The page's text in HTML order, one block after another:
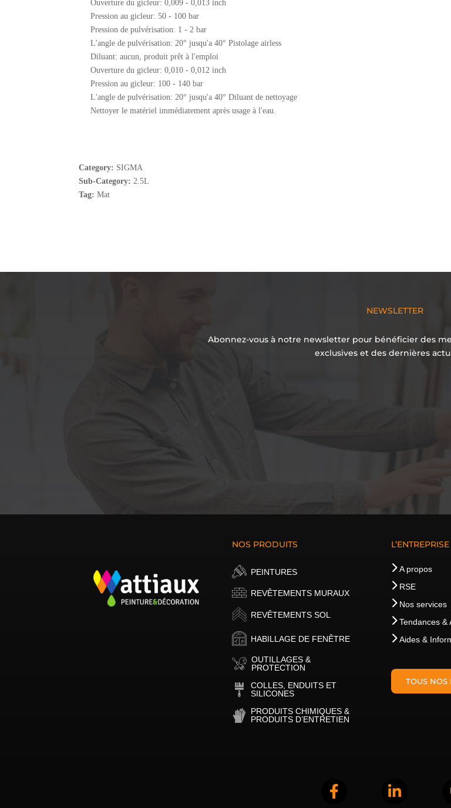
Ouverture du gicleur: 0,009 - 0,013 inch
Pression au gicleur: 50 - 100 bar
Pression de pulvérisation: 1 - 2 bar
L'angle de pulvérisation: 20° jusqu'a 40° Pistolage airless
Diluant: aucun, produit prêt à l'emploi
Ouverture du gicleur: 0,010 - 0,012 inch
Pression au gicleur: 100 - 140 bar
L'angle de pulvérisation: 20° jusqu'a 40° Diluant de nettoyage
Nettoyer le matériel immédiatement après usage à l'eau.
Category: SIGMA
Sub-Category: 2.5L
Tag:Mat
NEWSLETTER
Abonnez-vous à notre newsletter pour bénéficier des
exclusives et des dernières
NOS PRODUITS
PEINTURES
REVÊTEMENTS MURAUX
REVÊTEMENTS SOL
HABILLAGE DE FENÊTRE
OUTILLAGES &
PROTECTION
COLLES, ENDUITS ET
SILICONES
PRODUITS CHIMIQUES &
PRODUITS D’ENTRETIEN
L’ENTREPRISE
A propos
RSE
Nos services
Tendances &
Aides &
TOUS NOS